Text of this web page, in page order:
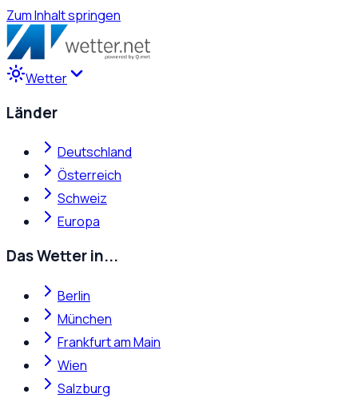
Zum Inhalt springen
Wetter
Länder
Deutschland
Österreich
Schweiz
Europa
Das Wetter in...
Berlin
München
Frankfurt am Main
Wien
Salzburg